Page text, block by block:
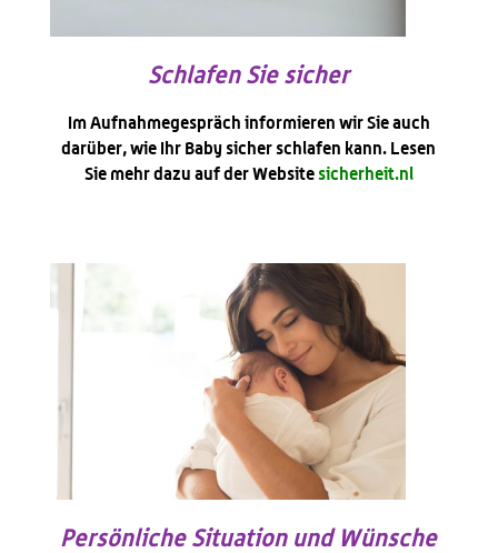
Schlafen Sie sicher
Im Aufnahmegespräch informieren wir Sie auch
darüber, wie Ihr Baby sicher schlafen kann. Lesen
Sie mehr dazu auf der Website sicherheit.nl
Persönliche Situation und Wünsche